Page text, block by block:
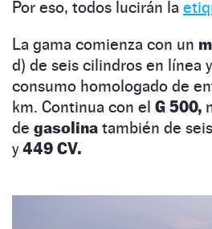
Por eso, todos lucirán la
La gama comienza con un
d) de seis cilindros en línea y
consumo homologado de
km. Continua con el G 500,
de gasolina también de
y449 CV.